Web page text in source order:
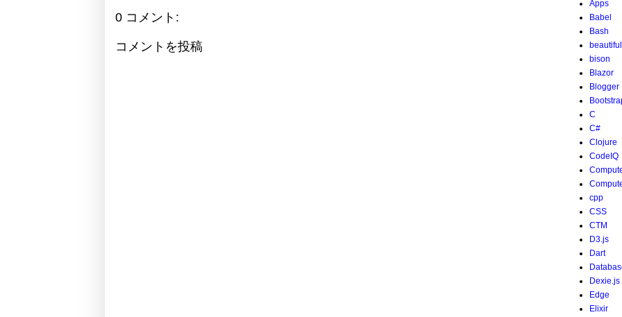
0 コメント:
コメントを投稿
Apps
Babel
Bash
bison
Blazor
Blogger
C
C#
Clojure
CodeIQ
cpp
CSS
CTM
D3.js
Dart
Dexie.js
Edge
Elixir